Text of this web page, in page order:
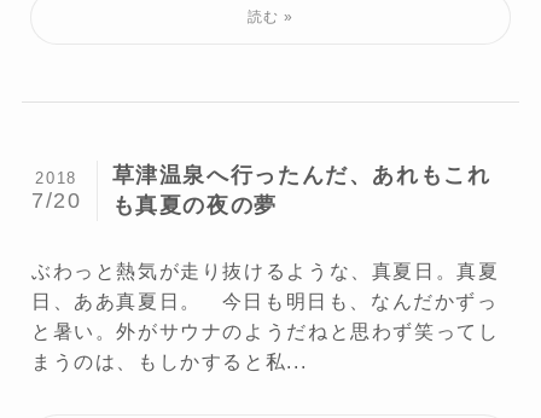
草津温泉へ行ったんだ、あれもこれ
も真夏の夜の夢
2018
7/20
ぶわっと熱気が走り抜けるような、真夏日。真夏
日、ああ真夏日。 今日も明日も、なんだかずっ
と暑い。外がサウナのようだねと思わず笑ってし
まうのは、もしかすると私...